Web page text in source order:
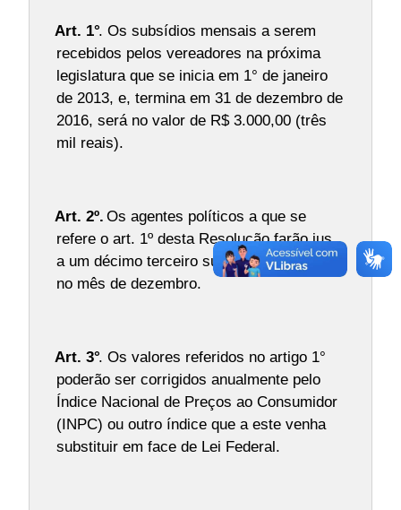
Art. 1°. Os subsídios mensais a serem
recebidos pelos vereadores na próxima
legislatura que se inicia em 1° de janeiro
de 2013, e, termina em 31 de dezembro de
2016, será no valor de R$ 3.000,00 (três
mil reais).
Art. 2º.Os agentes políticos a que se
refere o art. 1º desta Resolução farão jus
a um décimo terceiro subsídio, a ser pago
no mês de dezembro.
Art. 3°. Os valores referidos no artigo 1°
poderão ser corrigidos anualmente pelo
Índice Nacional de Preços ao Consumidor
(INPC) ou outro índice que a este venha
substituir em face de Lei Federal.